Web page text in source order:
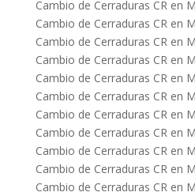
Cambio de Cerraduras CR en
Cambio de Cerraduras CR en
Cambio de Cerraduras CR en
Cambio de Cerraduras CR en
Cambio de Cerraduras CR en
Cambio de Cerraduras CR en
Cambio de Cerraduras CR en
Cambio de Cerraduras CR en
Cambio de Cerraduras CR en
Cambio de Cerraduras CR en
Cambio de Cerraduras CR en